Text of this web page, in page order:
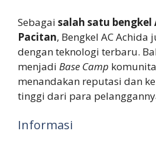
Sebagai salah satu bengkel
Pacitan, Bengkel AC
dengan teknologi terbaru.
menjadi Base Camp
menandakan reputasi dan
tinggi dari para
Informasi